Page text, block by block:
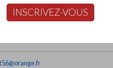
97 42 69 85
INSCRIVEZ-VOUS